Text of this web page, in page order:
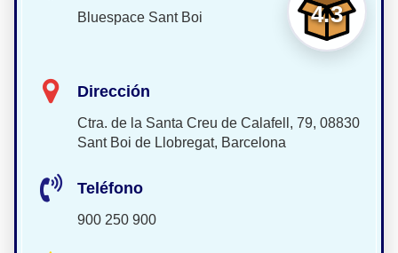
4.3
Bluespace Sant Boi
Dirección
Ctra. de la Santa Creu de Calafell, 79, 08830
Sant Boi de Llobregat, Barcelona
Teléfono
900 250 900